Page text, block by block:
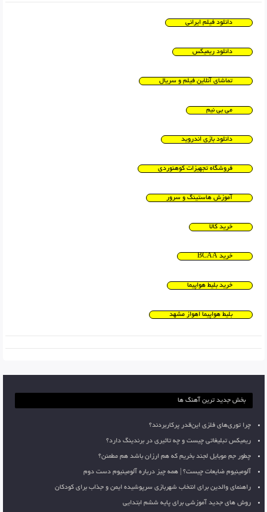
دانلود فیلم ایرانی
دانلود ریمیکس
تماشای آنلاین فیلم و سریال
می بی نیم
دانلود بازی اندروید
فروشگاه تجهیزات کوهنوردی
آموزش هاستینگ و سرور
خرید کالا
خرید BCAA
خرید بلیط هواپیما
بلیط هواپیما اهواز مشهد
بخش جدید ترین آهنگ ها
چرا توری‌های فلزی این‌قدر پرکاربردند؟
ریمیکس تبلیغاتی چیست و چه تاثیری در برندینگ دارد؟
چطور جم موبایل لجند بخریم که هم ارزان باشد هم مطمئن؟
آلومینیوم ضایعات چیست؟ | همه چیز درباره آلومینیوم دست دوم
راهنمای والدین برای انتخاب شهربازی سرپوشیده ایمن و جذاب برای کودکان
روش های جدید آموزشی برای پایه ششم ابتدایی